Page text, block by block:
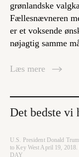
grønlandske
Fællesnævneren
er et voksende
nøjagtig samme
Læs mere
Det bedste vi
U.S. President Donald
to Key West April 19,
DAY